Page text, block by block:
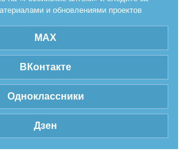
и обновлениями проектов
MAX
ВКонтакте
Одноклассники
Дзен